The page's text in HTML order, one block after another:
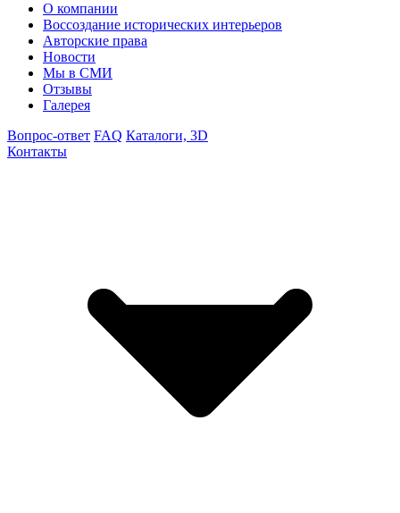
О компании
Воссоздание исторических интерьеров
Авторские права
Новости
Мы в СМИ
Отзывы
Галерея
Вопрос-ответ FAQ Каталоги, 3D
Контакты